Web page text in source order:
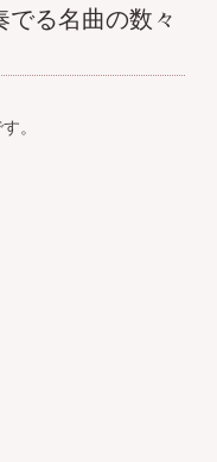
でる名曲の数々
。